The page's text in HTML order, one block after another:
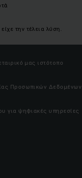
την τέλεια λύση.
μας ιστότοπο
Προσωπικών Δεδομένων
για ψηφιακές υπηρεσίες